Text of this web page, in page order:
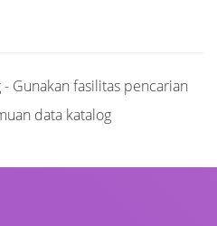
Gunakan fasilitas pencarian
data katalog